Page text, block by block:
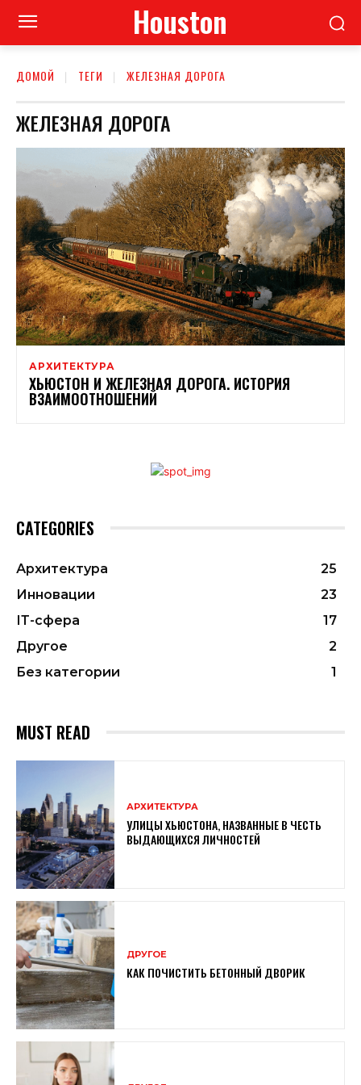
Houston
ДОМОЙ ТЕГИ ЖЕЛЕЗНАЯ ДОРОГА
ЖЕЛЕЗНАЯ ДОРОГА
АРХИТЕКТУРА
ХЬЮСТОН И ЖЕЛЕЗНАЯ ДОРОГА. ИСТОРИЯ
ВЗАИМООТНОШЕНИЙ
CATEGORIES
Архитектура
25
Инновации
23
ІТ-сфера
17
Другое
2
Без категории
1
MUST READ
АРХИТЕКТУРА
УЛИЦЫ ХЬЮСТОНА, НАЗВАННЫЕ В ЧЕСТЬ
ВЫДАЮЩИХСЯ ЛИЧНОСТЕЙ
ДРУГОЕ
КАК ПОЧИСТИТЬ БЕТОННЫЙ ДВОРИК